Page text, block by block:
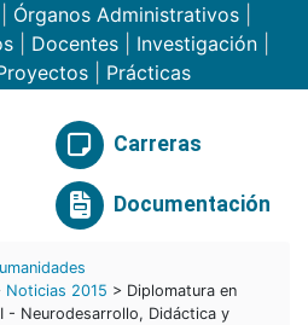
Órganos Administrativos
Docentes Investigación
| Prácticas
Carreras
Documentación
Noticias 2015 > Diplomatura en
- Neurodesarrollo, Didáctica y